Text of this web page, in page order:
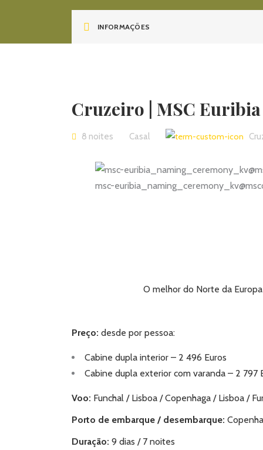
INFORMAÇÕES
Cruzeiro | MSC
8 noites Casal
msc-
O melhor do Norte da
Preço: desde por pessoa:
Cabine dupla interior – 2 496 Euros
Cabine dupla exterior com varanda – 2 797
Voo: Funchal / Lisboa / Copenhaga / Lisboa /
Porto de embarque / desembarque:
Duração: 9 dias / 7 noites